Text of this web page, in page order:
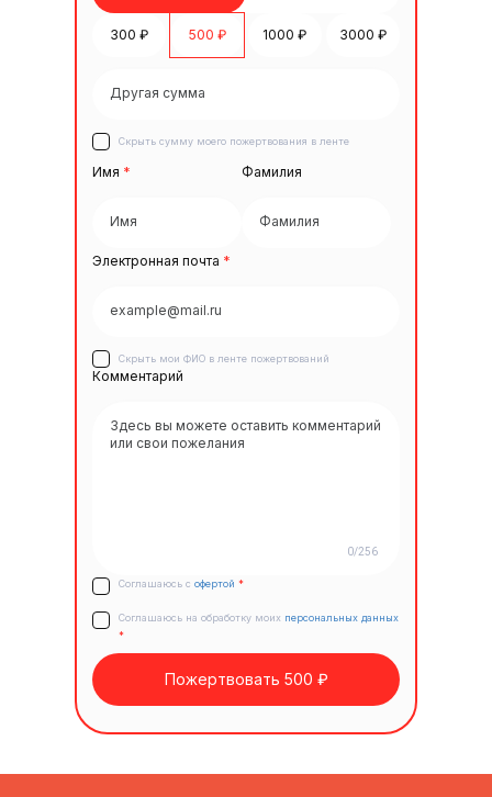
300 ₽ 500 ₽ 1000 ₽ 3000 ₽
Скрыть сумму моего пожертвования в ленте
Имя * Фамилия
Электронная почта *
Скрыть мои ФИО в ленте пожертвований
Комментарий
0/256
Соглашаюсь с офертой *
Соглашаюсь на обработку моих персональных данных
*
Пожертвовать 500 ₽